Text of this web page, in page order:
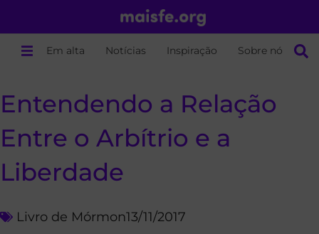
Em alta Notícias Inspiração Sobre nós
Entendendo a Relação
Entre o Arbítrio e a
Liberdade
Livro de Mórmon13/11/2017